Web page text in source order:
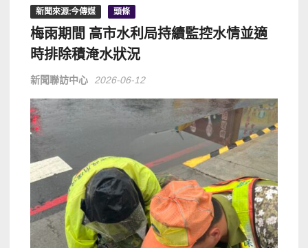
新聞來源:今傳媒 頭條
梅雨期間 高市水利局持續監控水情並適
時排除積淹水狀況
新聞聯訪中心 2026-06-12